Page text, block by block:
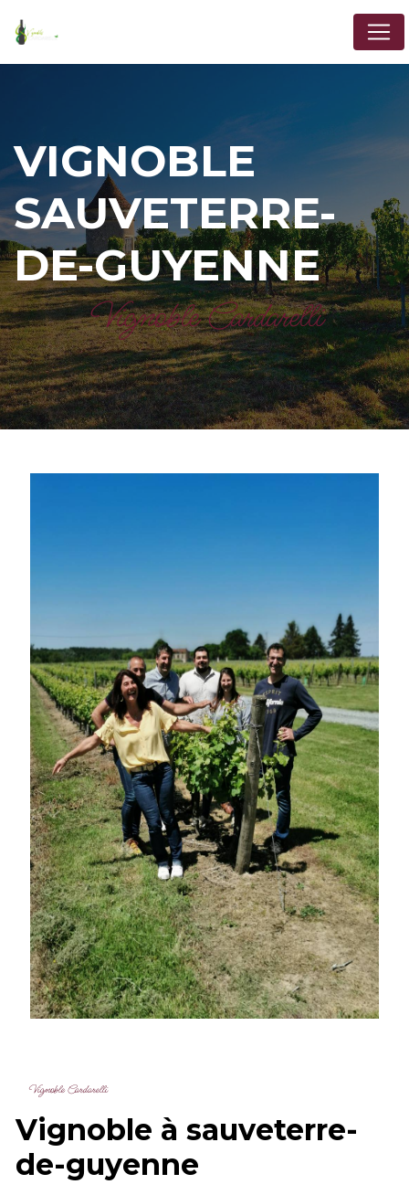
VIGNOBLE
SAUVETERRE-
DE-GUYENNE
Vignoble Cardarelli
Vignoble Cardarelli
vignoble à sauveterre-
de-guyenne